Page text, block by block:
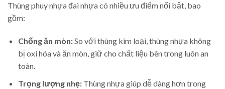
Thùng phuy nhựa đai nhựa có nhiều ưu điểm nổi bật, bao
gồm:
Chống ăn mòn:So với thùng kim loại, thùng nhựa không
bị oxi hóa và ăn mòn, giữ cho chất liệu bên trong luôn an
toàn.
Trọng lượng nhẹ:Thùng nhựa giúp dễ dàng hơn trong